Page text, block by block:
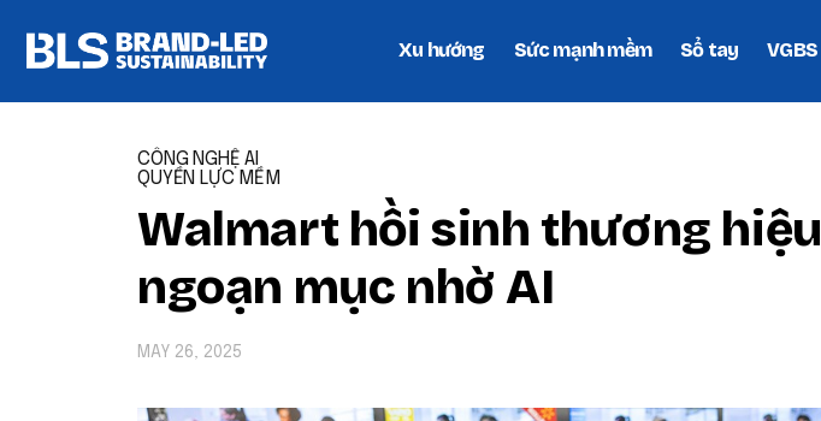
Xu hướng Sức mạnh mềm Sổ tay VGBS
CÔNG NGHỆ AI
QUYỀN LỰC MỀM
Walmart hồi sinh thương hiệu
ngoạn mục nhờ AI
MAY 26, 2025